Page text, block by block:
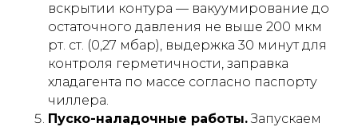
вскрытии контура — вакуумирование до
остаточного давления не выше 200 мкм
рт. ст. (0,27 мбар), выдержка 30 минут для
контроля герметичности, заправка
хладагента по массе согласно паспорту
чиллера.
Пуско-наладочные работы.Запускаем